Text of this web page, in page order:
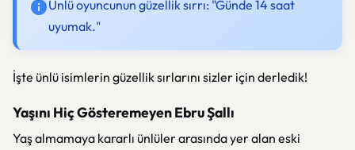
Ünlü oyuncunun güzellik sırrı: "Günde 14 saat
uyumak."
İşte ünlü isimlerin güzellik sırlarını sizler için derledik!
Yaşını Hiç Gösteremeyen Ebru Şallı
Yaş almamaya kararlı ünlüler arasında yer alan eski